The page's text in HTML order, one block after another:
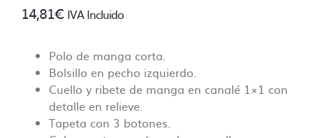
14,81€ IVA Incluido
Polo de manga corta.
Bolsillo en pecho izquierdo.
Cuello y ribete de manga en canalé 1×1 con
detalle en relieve.
Tapeta con 3 botones.
asegurandose de que todo está ok antes de
Algunos de los puntos de control incluyen:
– Control de las dimensiones correctas
– Control de resolución mínima (no inferior a
70 Dpi).